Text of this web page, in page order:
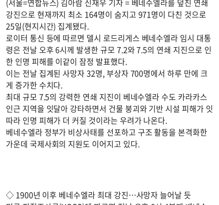
(서울=연합뉴스) 김아람 신재우 기자 = 베네수엘라를 덮친 연쇄
강진으로 현재까지 최소 164명이 숨지고 971명이 다친 것으로
25일(현지시간) 집계됐다.
로이터 통신 등에 따르면 델시 로드리게스 베네수엘라 임시 대통
령은 전날 오후 6시께 발생한 규모 7.2와 7.5의 연쇄 지진으로 인
한 인명 피해를 이같이 잠정 발표했다.
이는 전날 집계된 사망자 32명, 부상자 700명에서 하루 만에 크
게 증가한 수치다.
최대 규모 7.5의 강력한 연쇄 지진이 베네수엘라 수도 카라카스
인근 지역을 잇달아 강타하면서 건물 붕괴와 기반 시설 피해가 잇
따라 인명 피해가 더 커질 것이라는 우려가 나온다.
베네수엘라 정부가 비상사태를 선포하고 구조 활동을 본격화한
가운데 국제사회의 지원도 이어지고 있다.
◇ 1900년 이후 베네수엘라 최대 강진…사망자 늘어날 듯